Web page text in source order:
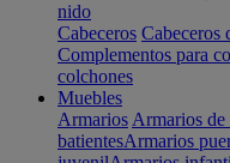
nido
Cabeceros Cabeceros
Complementos para
colchones
Muebles
Armarios Armarios
batientesArmarios